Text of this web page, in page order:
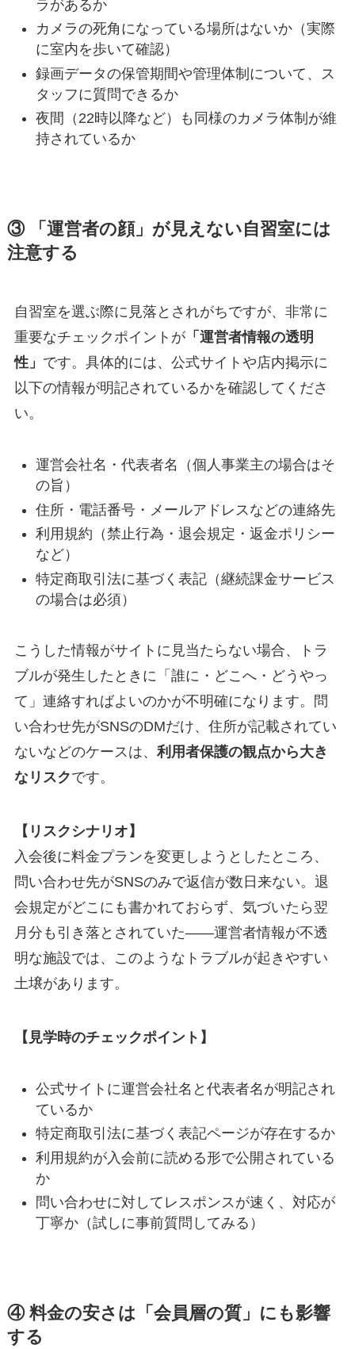
ラがあるか
カメラの死角になっている場所はないか（実際
に室内を歩いて確認）
録画データの保管期間や管理体制について、ス
タッフに質問できるか
夜間（22時以降など）も同様のカメラ体制が維
持されているか
③ 「運営者の顔」が見えない自習室には
注意する
自習室を選ぶ際に見落とされがちですが、非常に
重要なチェックポイントが「運営者情報の透明
性」 です。具体的には、公式サイトや店内掲示に
以下の情報が明記されているかを確認してくださ
い。
運営会社名・代表者名（個人事業主の場合はそ
の旨）
住所・電話番号・メールアドレスなどの連絡先
利用規約（禁止行為・退会規定・返金ポリシー
など）
特定商取引法に基づく表記（継続課金サービス
の場合は必須）
こうした情報がサイトに見当たらない場合、トラ
ブルが発生したときに「誰に・どこへ・どうやっ
て」連絡すればよいのかが不明確になります。問
い合わせ先がSNSのDMだけ、住所が記載されてい
ないなどのケースは、 利用者保護の観点から大き
なリスクです。
【リスクシナリオ】
入会後に料金プランを変更しようとしたところ、
問い合わせ先がSNSのみで返信が数日来ない。退
会規定がどこにも書かれておらず、気づいたら翌
月分も引き落とされていた——運営者情報が不透
明な施設では、このようなトラブルが起きやすい
土壌があります。
【見学時のチェックポイント】
公式サイトに運営会社名と代表者名が明記され
ているか
特定商取引法に基づく表記ページが存在するか
利用規約が入会前に読める形で公開されている
か
問い合わせに対してレスポンスが速く、対応が
丁寧か（試しに事前質問してみる）
④ 料金の安さは「会員層の質」にも影響
する